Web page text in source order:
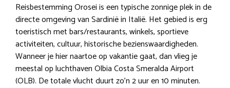
Reisbestemming Orosei is een typische zonnige plek in de
directe omgeving van Sardinië in Italië. Het gebied is erg
toeristisch met bars/restaurants, winkels, sportieve
activiteiten, cultuur, historische bezienswaardigheden.
Wanneer je hier naartoe op vakantie gaat, dan vlieg je
meestal op luchthaven Olbia Costa Smeralda Airport
(OLB). De totale vlucht duurt zo’n 2 uur en 10 minuten.